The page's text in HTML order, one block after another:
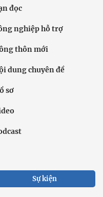
đọc
nghiệp hỗ trợ
thôn mới
dung chuyên đề
sơ
Sự kiện